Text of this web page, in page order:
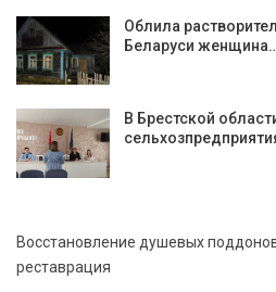
Облила
Беларуси
В Брестской
Восстановление душевых
реставрация